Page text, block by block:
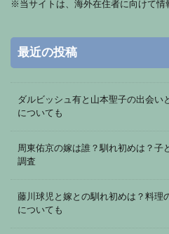
※ 当サイトは、海外在住者に向けて情
最近の投稿
ダルビッシュ有と山本聖子の出会い
についても
周東佑京の嫁は誰？馴れ初めは？子
調査
藤川球児と嫁との馴れ初めは？料理
についても